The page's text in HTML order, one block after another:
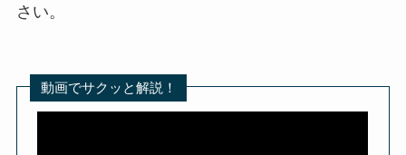
さい。
動画でサクッと解説！